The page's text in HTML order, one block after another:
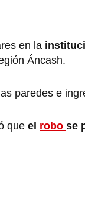
en la
Áncash.
paredes e
que el robo se